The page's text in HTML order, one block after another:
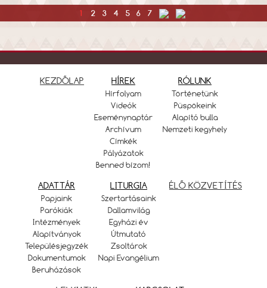
1 2 3 4 5 6 7
KEZDŐLAP HÍREK
Hírfolyam
Videók
Eseménynaptár
Archívum
Címkék
Pályázatok
Benned bízom!
RÓLUNK
Történetünk
Püspökeink
Alapító bulla
Nemzeti kegyhely
ADATTÁR
Papjaink
Parókiák
Intézmények
Alapítványok
Településjegyzék
Dokumentumok
Beruházások
LITURGIA
Szertartásaink
Dallamvilág
Egyházi év
Útmutató
Zsoltárok
Napi Evangélium
ÉLŐ KÖZVETÍTÉS